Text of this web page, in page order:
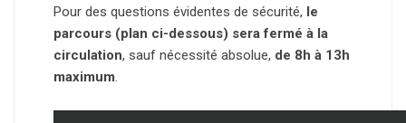
Pour des questions évidentes de sécurité, le
parcours (plan ci-dessous) sera fermé à la
circulation, sauf nécessité absolue, de 8h à 13h
maximum.